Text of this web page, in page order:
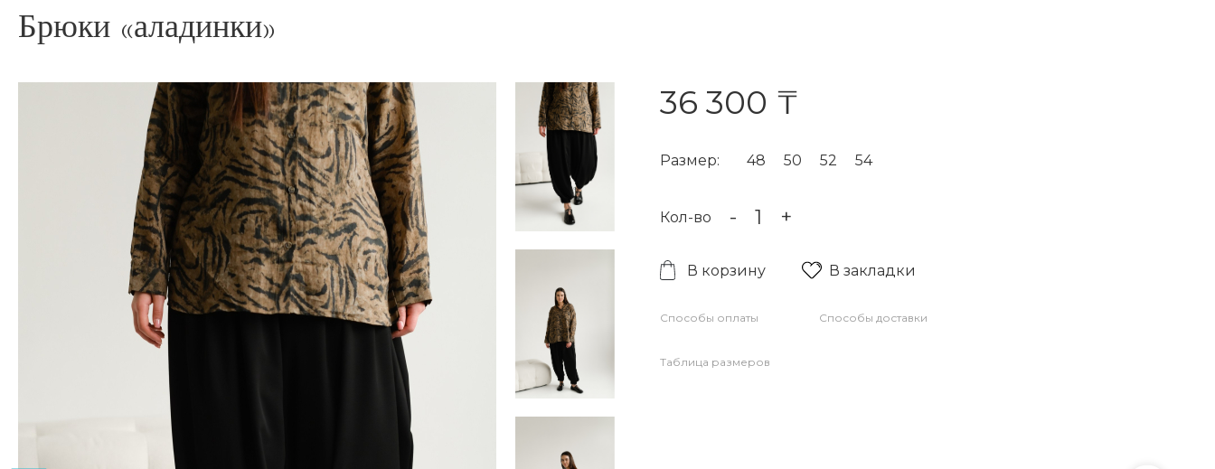
Брюки «аладинки»
36 300 ₸
Размер: 48 50 52 54
Кол-во - +
В корзину В закладки
Способы оплаты Способы доставки
Таблица размеров